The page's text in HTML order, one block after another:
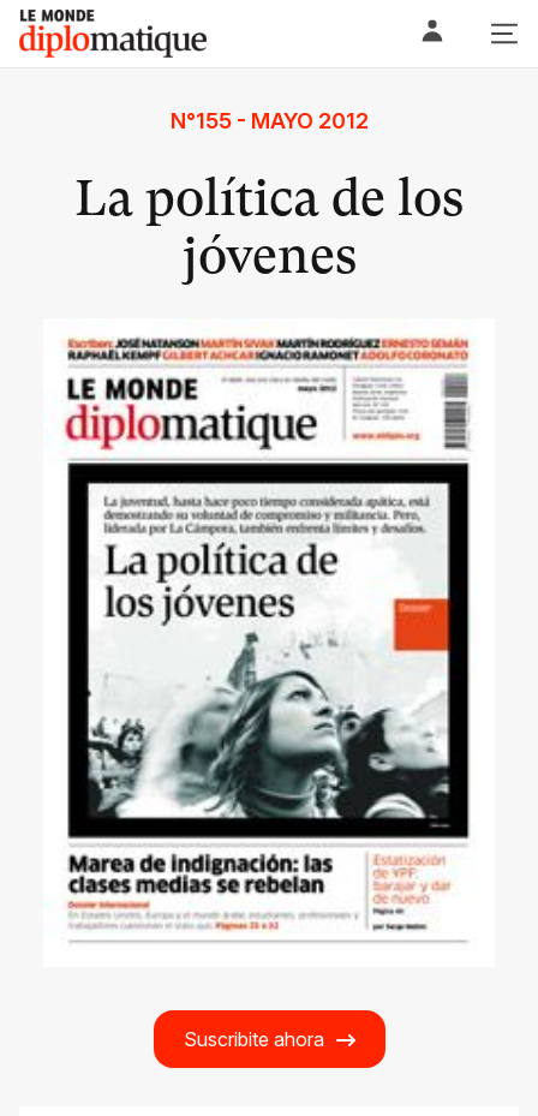
Skip
content
Le monde diplomatique
N°155 - MAYO 2012
La política de los
jóvenes
Suscribite ahora